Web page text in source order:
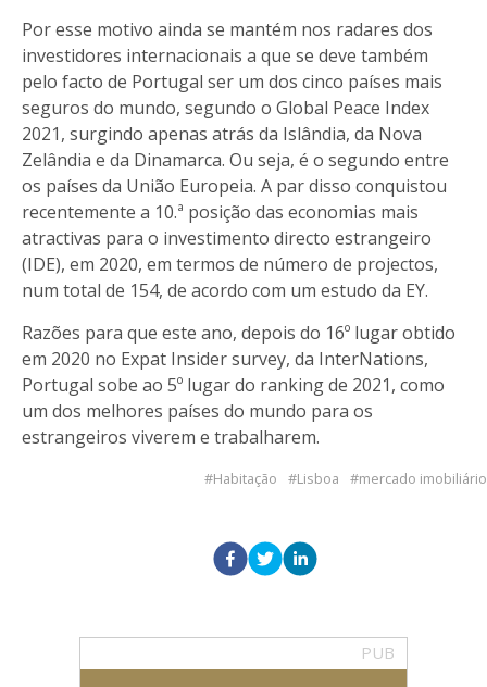
Por esse motivo ainda se mantém nos radares dos
investidores internacionais a que se deve também
pelo facto de Portugal ser um dos cinco países mais
seguros do mundo, segundo o Global Peace Index
2021, surgindo apenas atrás da Islândia, da Nova
Zelândia e da Dinamarca. Ou seja, é o segundo entre
os países da União Europeia. A par disso conquistou
recentemente a 10.ª posição das economias mais
atractivas para o investimento directo estrangeiro
(IDE), em 2020, em termos de número de projectos,
num total de 154, de acordo com um estudo da EY.
Razões para que este ano, depois do 16º lugar obtido
em 2020 no Expat Insider survey, da InterNations,
Portugal sobe ao 5º lugar do ranking de 2021, como
um dos melhores países do mundo para os
estrangeiros viverem e trabalharem.
Habitação Lisboa mercado imobiliário
PUB